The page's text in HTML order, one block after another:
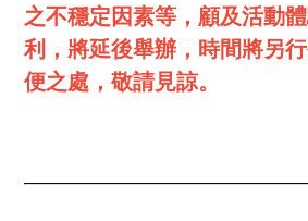
之不穩定因素等，顧及活動
利，將延後舉辦，時間將另
便之處，敬請見諒。